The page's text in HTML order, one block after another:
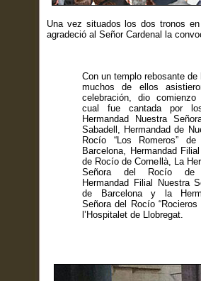
Una vez situados los dos tronos
agradeció al Señor Cardenal la
Con un templo rebosante de
muchos de ellos
celebración, dio
cual fue cantada por
Hermandad Nuestra
Sabadell, Hermandad de
Rocío “Los Romeros”
Barcelona, Hermandad
de Rocío de Cornellà, La
Señora del Rocío de
Hermandad Filial Nuestra
de Barcelona y la
Señora del Rocío “Rocieros
l’Hospitalet de Llobregat.